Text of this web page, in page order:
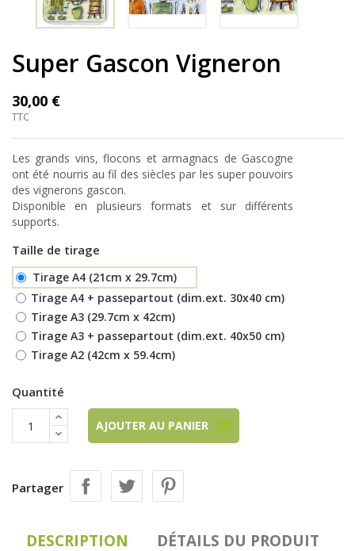
Super Gascon Vigneron
30,00 €
TTC
Les grands vins, flocons et armagnacs de Gascogne
ont été nourris au fil des siècles par les super pouvoirs
des vignerons gascon.
Disponible en plusieurs formats et sur différents
supports.
Taille de tirage
Tirage A4 (21cm x 29.7cm)
Tirage A4 + passepartout (dim.ext. 30x40 cm)
Tirage A3 (29.7cm x 42cm)
Tirage A3 + passepartout (dim.ext. 40x50 cm)
Tirage A2 (42cm x 59.4cm)
Quantité
AJOUTER AU PANIER
Partager
DESCRIPTION DÉTAILS DU PRODUIT